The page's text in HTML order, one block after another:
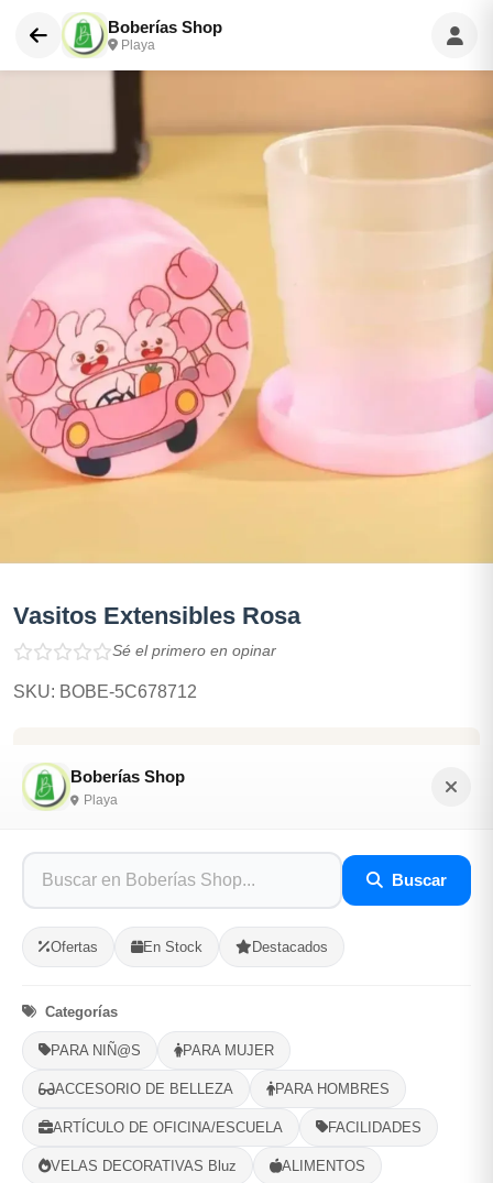
Boberías Shop
Playa
Boberías Shop
Playa
Buscar
Ofertas En Stock Destacados
Categorías
PARA NIÑ@S PARA MUJER
ACCESORIO DE BELLEZA PARA HOMBRES
ARTÍCULO DE OFICINA/ESCUELA FACILIDADES
VELAS DECORATIVAS Bluz ALIMENTOS
Vasitos Extensibles Rosa
Sé el primero en opinar
SKU: BOBE-5C678712
$1,000.00
Opciones de Envio
Selecciona tu ubicacion
PROVINCIA